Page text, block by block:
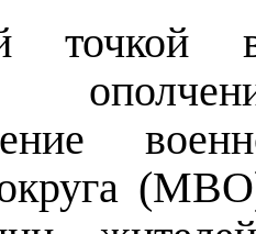
точкой
округа